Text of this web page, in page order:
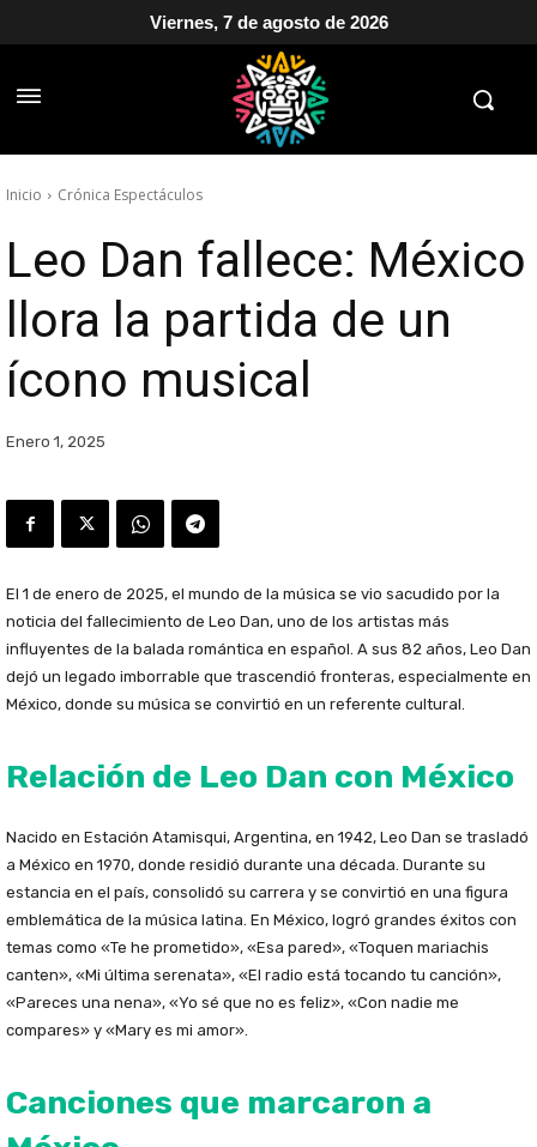
Viernes, 7 de agosto de 2026
Inicio Crónica Espectáculos
Leo Dan fallece: México
llora la partida de un
ícono musical
Enero 1, 2025
El 1 de enero de 2025, el mundo de la música se vio sacudido por la
noticia del fallecimiento de Leo Dan, uno de los artistas más
influyentes de la balada romántica en español. A sus 82 años, Leo Dan
dejó un legado imborrable que trascendió fronteras, especialmente en
México, donde su música se convirtió en un referente cultural.
Relación de Leo Dan con México
Nacido en Estación Atamisqui, Argentina, en 1942, Leo Dan se trasladó
a México en 1970, donde residió durante una década. Durante su
estancia en el país, consolidó su carrera y se convirtió en una figura
emblemática de la música latina. En México, logró grandes éxitos con
temas como «Te he prometido», «Esa pared», «Toquen mariachis
canten», «Mi última serenata», «El radio está tocando tu canción»,
«Pareces una nena», «Yo sé que no es feliz», «Con nadie me
compares» y «Mary es mi amor».
Canciones que marcaron a